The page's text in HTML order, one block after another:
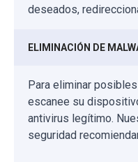
deseados,
ELIMINACIÓN DE
Para eliminar
escanee su
antivirus legítimo.
seguridad